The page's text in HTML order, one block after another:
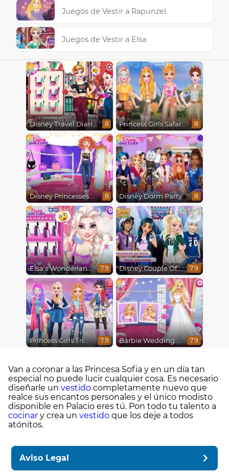
Juegos de Vestir a Rapunzel
Juegos de Vestir a Elsa
Disney Travel Diaries: City Break 8 Princess Girls Safari Trip 8
Disney Princesses Runway Show 8 Disney Dorm Party 8
Elsa's Wonderland Wedding 7.9 Disney Couple Of The Year 7.9
Princess Girls Trip To Aspen 7.9 Barbie Wedding Fun 7.9
Van a coronar a las Princesa Sofia y en un día tan
especial no puede lucir cualquier cosa. Es necesario
diseñarle un vestido completamente nuevo que
realce sus encantos personales y el único modisto
disponible en Palacio eres tú. Pon todo tu talento a
cocinar y crea un vestido que los deje a todos
atónitos.
Aviso Legal